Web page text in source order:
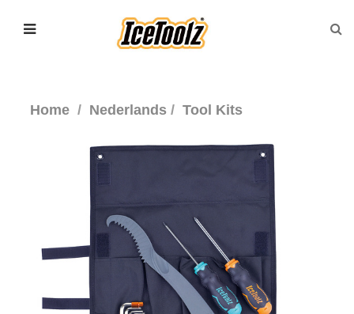
Home Nederlands Tool Kits